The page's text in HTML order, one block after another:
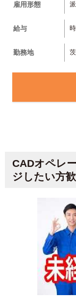
雇用形態
給与
勤務地
CADオペレ
ジしたい方